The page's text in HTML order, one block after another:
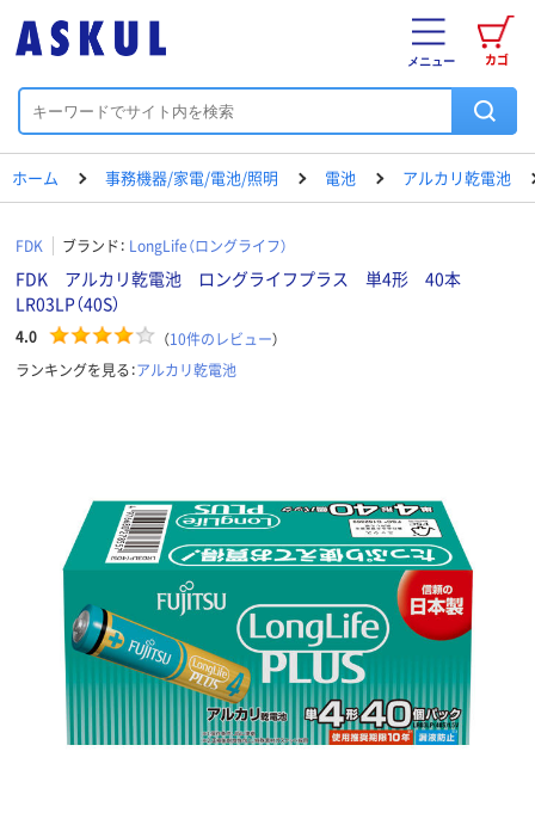
カゴ
メニュー
ホーム 事務機器/家電/電池/照明 電池 アルカリ乾電池
FDK ブランド： LongLife（ロングライフ）
FDK アルカリ乾電池 ロングライフプラス 単4形 40本
LR03LP（40S）
4.0 （10件のレビュー）
ランキングを見る：アルカリ乾電池